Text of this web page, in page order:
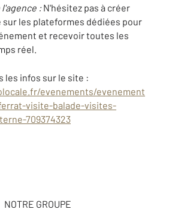
:N'hésitez pas à créer
les plateformes dédiées pour
et recevoir toutes les
réel.
les infos sur le site :
evenements/evenement
visite-balade-visites-
709374323
NOTRE GROUPE